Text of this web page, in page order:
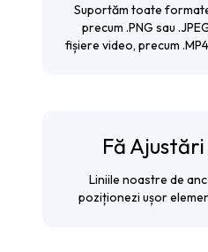
Suportăm toate
precum .PNG sau
fișiere video, precum
Fă
Liniile noastre de
poziționezi ușor